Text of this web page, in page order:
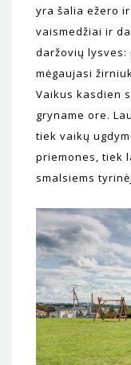
yra šalia ežero
vaismedžiai ir
daržovių lysves:
mėgaujasi
Vaikus kasdien
gryname ore.
tiek vaikų
priemones, tiek
smalsiems